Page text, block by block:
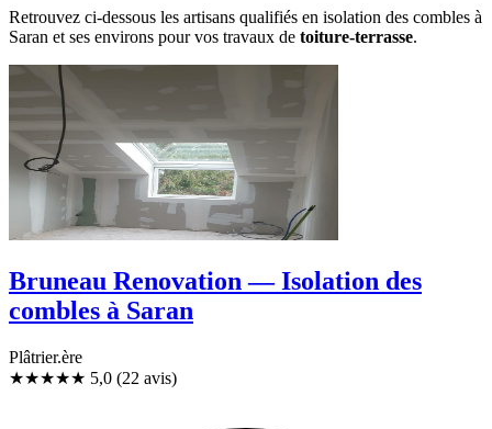
Retrouvez ci-dessous les artisans qualifiés en isolation des combles à
Saran et ses environs pour vos travaux de toiture-terrasse.
Bruneau Renovation — Isolation des
combles à Saran
Plâtrier.ère
★★★★★ 5,0 (22 avis)